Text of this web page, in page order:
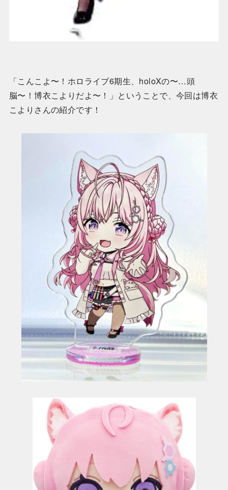
「こんこよ〜！ホロライブ6期生、holoXの〜…頭
脳〜！博衣こよりだよ〜！」ということで、今回は博衣
こよりさんの紹介です！